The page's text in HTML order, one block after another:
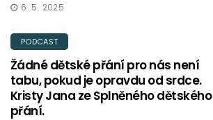
6. 5. 2025
PODCAST
Žádné dětské přání pro nás není
tabu, pokud je opravdu od srdce.
Kristy Jana ze Splněného dětského
přání.